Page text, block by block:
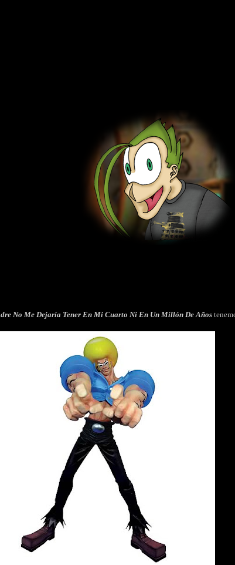
No Me Dejaría Tener En Mi Cuarto Ni En Un Millón De Años